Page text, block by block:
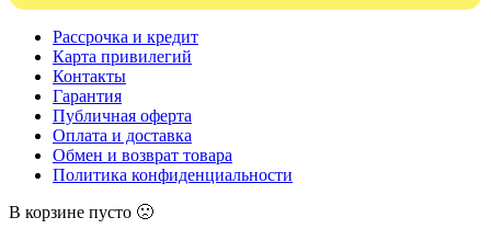
Рассрочка и кредит
Карта привилегий
Контакты
Гарантия
Публичная оферта
Оплата и доставка
Обмен и возврат товара
Политика конфиденциальности
В корзине пусто 🙁